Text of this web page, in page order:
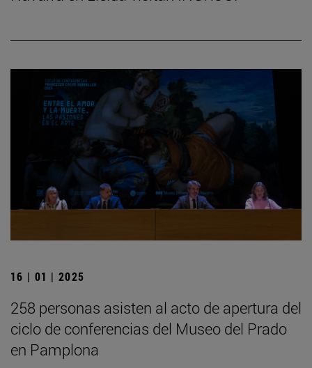
16 | 01 | 2025
258 personas asisten al acto de apertura del
ciclo de conferencias del Museo del Prado
en Pamplona